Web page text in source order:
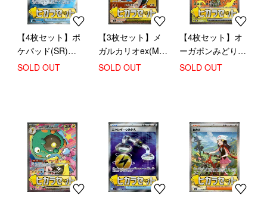
【4枚セット】ポ
ケパッド(SR)
(103/080)【ヒカラ
SOLD OUT
【3枚セット】メ
ガルカリオex(MA)
(228/193)【ヒカラ
SOLD OUT
【4枚セット】オ
ーガポンみどりの
めんex(201/187
SOLD OUT